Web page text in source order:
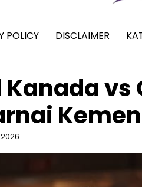
POLICY DISCLAIMER
Kanada
2026